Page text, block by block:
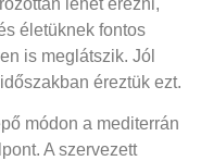
életüknek fontos
is meglátszik. Jól
éreztük ezt.
módon a mediterrán
A szervezett